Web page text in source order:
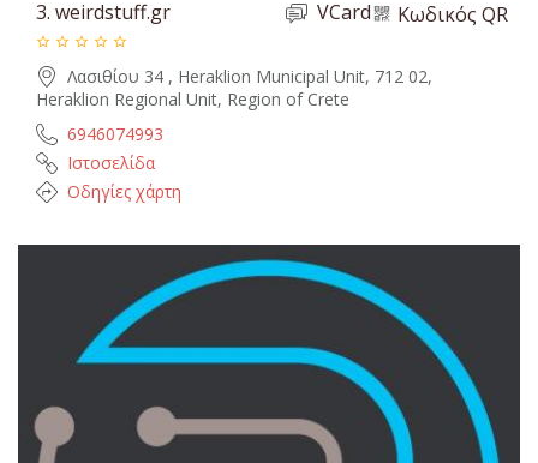
3. weirdstuff.gr Κωδικός QR
VCard
Λασιθίου 34 , Heraklion Municipal Unit, 712 02,
Heraklion Regional Unit, Region of Crete
6946074993
Ιστοσελίδα
Οδηγίες χάρτη